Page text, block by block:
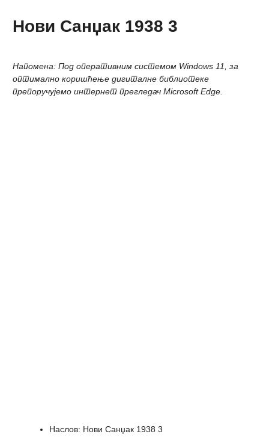
Нови Санџак 1938 3
Напомена: Под оперативним системом Windows 11, за
оптимално коришћење дигиталне библиотеке
препоручујемо интернет прегледач Microsoft Edge.
Наслов: Нови Санџак 1938 3